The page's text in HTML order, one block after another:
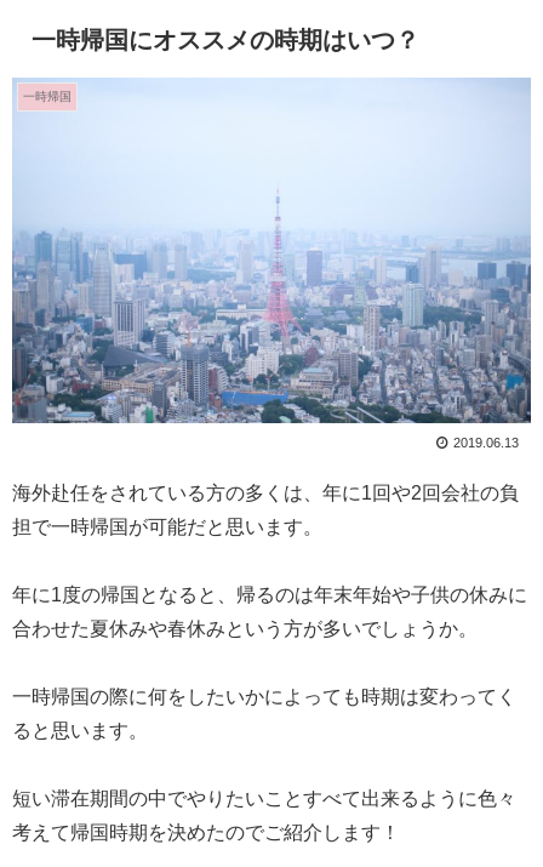
一時帰国にオススメの時期はいつ？
一時帰国
2019.06.13
海外赴任をされている方の多くは、年に1回や2回会社の負
担で一時帰国が可能だと思います。
年に1度の帰国となると、帰るのは年末年始や子供の休みに
合わせた夏休みや春休みという方が多いでしょうか。
一時帰国の際に何をしたいかによっても時期は変わってく
ると思います。
短い滞在期間の中でやりたいことすべて出来るように色々
考えて帰国時期を決めたのでご紹介します！